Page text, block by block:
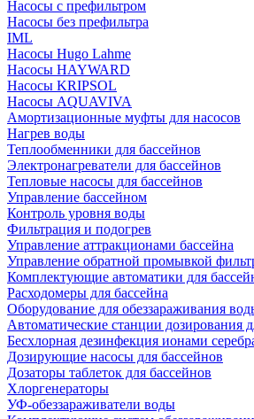
Насосы с префильтром
Насосы без префильтра
IML
Насосы Hugo Lahme
Насосы HAYWARD
Насосы KRIPSOL
Насосы AQUAVIVA
Амортизационные муфты для насосов
Нагрев воды
Теплообменники для бассейнов
Электронагреватели для бассейнов
Тепловые насосы для бассейнов
Управление бассейном
Контроль уровня воды
Фильтрация и подогрев
Управление аттракционами бассейна
Управление обратной промывкой
Комплектующие автоматики для
Расходомеры для бассейна
Оборудование для обеззараживания
Автоматические станции дозирования
Беcхлорная дезинфекция ионами
Дозирующие насосы для бассейнов
Дозаторы таблеток для бассейнов
Хлоргенераторы
УФ-обеззараживатели воды